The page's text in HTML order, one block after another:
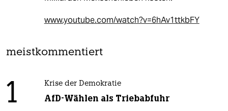
www.youtube.com/watch?v=6hAv1ttkbFY
meistkommentiert
1 Krise der Demokratie
AfD-Wählen als Triebabfuhr